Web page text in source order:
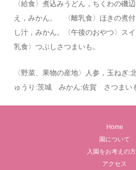
〈給食〉煮込みうどん，ちくわの磯
え，みかん。 〈離乳食〉ほきの煮
し汁，みかん。〈午後のおやつ〉ス
乳食〉つぶしさつまいも。
〈野菜、果物の産地〉人参，玉ね
ゅうり:茨城 みかん:佐賀 さつまい
Home
園について
入園をお考えの
アクセス